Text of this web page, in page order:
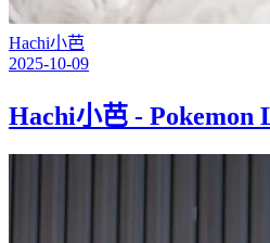
Hachi小芭
2025-10-09
Hachi小芭 - Pokemon